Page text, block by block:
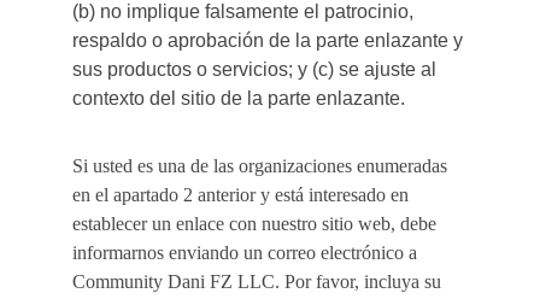
(b) no implique falsamente el patrocinio,
respaldo o aprobación de la parte enlazante y
sus productos o servicios; y (c) se ajuste al
contexto del sitio de la parte enlazante.
Si usted es una de las organizaciones enumeradas
en el apartado 2 anterior y está interesado en
establecer un enlace con nuestro sitio web, debe
informarnos enviando un correo electrónico a
Community Dani FZ LLC. Por favor, incluya su